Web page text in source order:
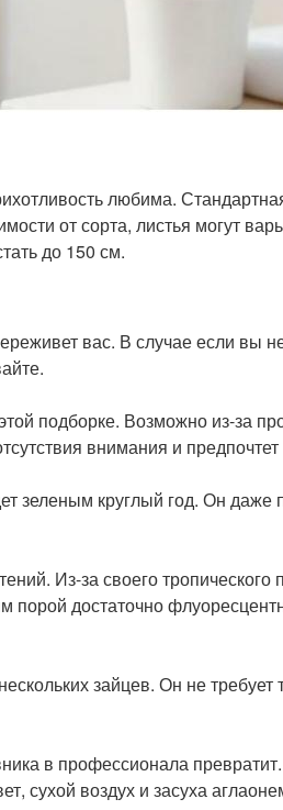
любима.
от сорта, листья могут
до 150 см.
вас. В случае если вы
подборке. Возможно из-за
внимания и
зеленым круглый год. Он даже
Из-за своего
порой достаточно
зайцев. Он не требует
в профессионала
сухой воздух и засуха